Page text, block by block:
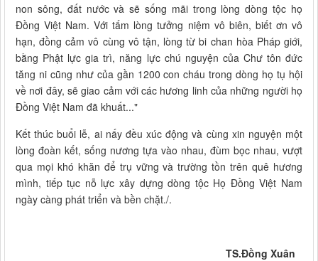
non sông, đất nước và sẽ sống mãi trong lòng dòng tộc họ
Đồng Việt Nam. Với tấm lòng tưởng niệm vô biên, biết ơn vô
hạn, đồng cảm vô cùng vô tận, lòng từ bi chan hòa Pháp giới,
bằng Phật lực gia trì, năng lực chú nguyện của Chư tôn đức
tăng ni cũng như của gần 1200 con cháu trong dòng họ tụ hội
về nơi đây, sẽ giao cảm với các hương linh của những người họ
Đồng Việt Nam đã khuất..."
Kết thúc buổi lễ, ai nấy đều xúc động và cùng xin nguyện một
lòng đoàn kết, sống nương tựa vào nhau, đùm bọc nhau, vượt
qua mọi khó khăn để trụ vững và trường tồn trên quê hương
mình, tiếp tục nỗ lực xây dựng dòng tộc Họ Đồng Việt Nam
ngày càng phát triển và bền chặt./.
TS.Đồng Xuân